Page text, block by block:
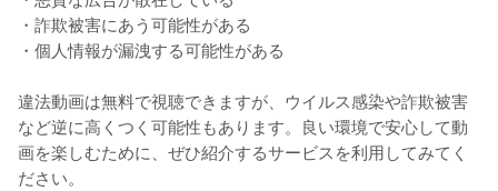
・詐欺被害にあう可能性がある
・個人情報が漏洩する可能性がある
違法動画は無料で視聴できますが、ウイルス感染や詐欺被害
など逆に高くつく可能性もあります。良い環境で安心して動
画を楽しむために、ぜひ紹介するサービスを利用してみてく
ださい。